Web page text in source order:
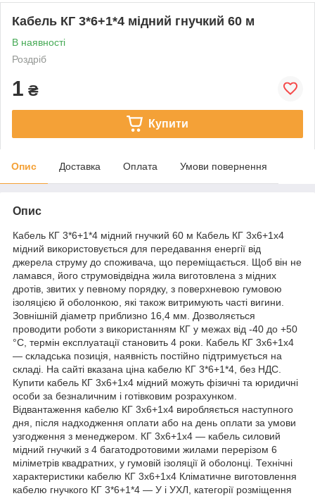
Кабель КГ 3*6+1*4 мідний гнучкий 60 м
В наявності
Роздріб
1 ₴
Купити
Опис Доставка Оплата Умови повернення
Опис
Кабель КГ 3*6+1*4 мідний гнучкий 60 м Кабель КГ 3х6+1х4
мідний використовується для передавання енергії від
джерела струму до споживача, що переміщається. Щоб він не
ламався, його струмовідвідна жила виготовлена з мідних
дротів, звитих у певному порядку, з поверхневою гумовою
ізоляцією й оболонкою, які також витримують часті вигини.
Зовнішній діаметр приблизно 16,4 мм. Дозволяється
проводити роботи з використанням КГ у межах від -40 до +50
°C, термін експлуатації становить 4 роки. Кабель КГ 3х6+1х4
— складська позиція, наявність постійно підтримується на
складі. На сайті вказана ціна кабелю КГ 3*6+1*4, без НДС.
Купити кабель КГ 3х6+1х4 мідний можуть фізичні та юридичні
особи за безналичним і готівковим розрахунком.
Відвантаження кабелю КГ 3х6+1х4 виробляється наступного
дня, після надходження оплати або на день оплати за умови
узгодження з менеджером. КГ 3х6+1х4 — кабель силовий
мідний гнучкий з 4 багатодротовими жилами перерізом 6
міліметрів квадратних, у гумовій ізоляції й оболонці. Технічні
характеристики кабелю КГ 3х6+1х4 Кліматичне виготовлення
кабелю гнучкого КГ 3*6+1*4 — У і УХЛ, категорії розміщення